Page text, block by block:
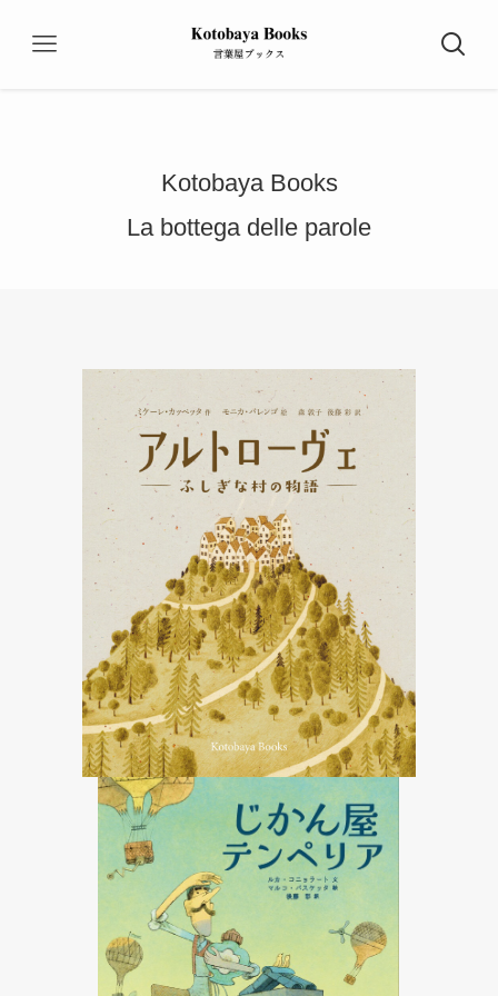
Kotobaya Books
La bottega delle parole